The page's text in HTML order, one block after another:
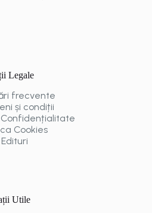
Legale
frecvente
și condiții
Cookies
Edituri
Utile